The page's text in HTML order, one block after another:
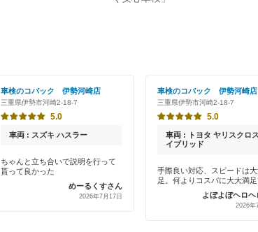
車検のコバック 伊勢河崎店
三重県伊勢市河崎2-18-7
5.0
車両 : スズキ ハスラー
ちゃんと立ち合いで説明を行って
貰って良かった
めーるくすさん
2026年7月17日
車検のコバック 伊勢河崎店
三重県伊勢市河崎2-18-7
5.0
車両 : トヨタ ヤリスクロ
イブリッド
手際良い対応、スピードは
足。何よりコスパに大大満
よぼよぼヘロヘ
2026年